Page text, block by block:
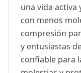
una vida activa
con menos
compresión
y entusiastas
confiable para